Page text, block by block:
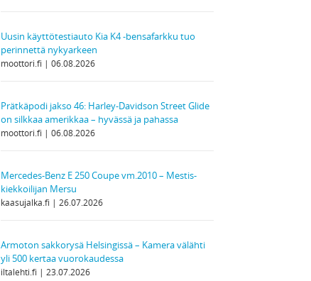
Uusin käyttötestiauto Kia K4 -bensafarkku tuo
perinnettä nykyarkeen
moottori.fi 06.08.2026
Prätkäpodi jakso 46: Harley-Davidson Street Glide
on silkkaa amerikkaa – hyvässä ja pahassa
moottori.fi 06.08.2026
Mercedes-Benz E 250 Coupe vm.2010 – Mestis-
kiekkoilijan Mersu
kaasujalka.fi 26.07.2026
Armoton sakkorysä Helsingissä – Kamera välähti
yli 500 kertaa vuorokaudessa
iltalehti.fi 23.07.2026